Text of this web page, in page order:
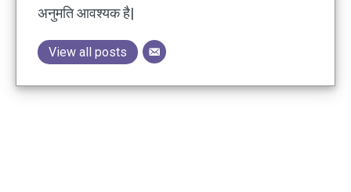
अनुमति आवश्यक है|
View all posts